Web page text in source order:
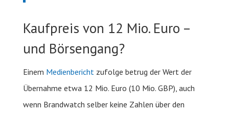
Kaufpreis von 12 Mio. Euro –
und Börsengang?
Einem Medienberichtzufolge betrug der Wert der
Übernahme etwa 12 Mio. Euro (10 Mio. GBP), auch
wenn Brandwatch selber keine Zahlen über den